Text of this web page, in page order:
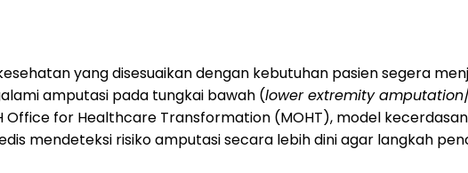
yang disesuaikan dengan kebutuhan pasien segera
amputasi pada tungkai bawah (lower extremity amputation
Office for Healthcare Transformation (MOHT), model
mendeteksi risiko amputasi secara lebih dini agar langkah